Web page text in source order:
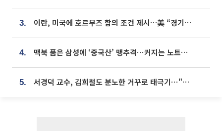
3. 이란, 미국에 호르무즈 합의 조건 제시…美 “경기 아직 안 끝나” [종합]
4. 맥북 품은 삼성에 ‘중국산’ 맹추격⋯커지는 노트북 OLED 시장
5. 서경덕 교수, 김희철도 분노한 거꾸로 태극기⋯"엉터리는 아냐, 아쉬울 뿐"